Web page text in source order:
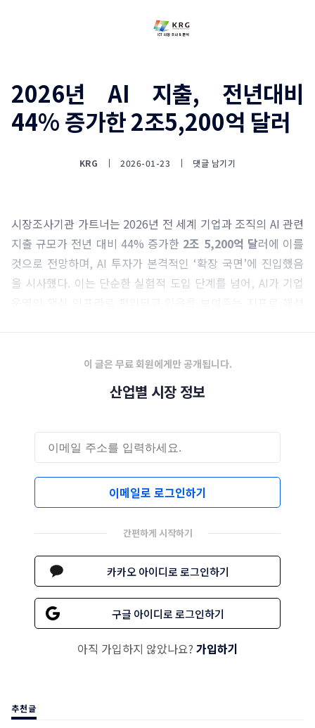
2026년 AI 지출, 전년대비
44% 증가한 2조5,200억 달러
KRG 2026-01-23 댓글 남기기
시장조사기관 가트너는 2026년 전 세계 기업과 조직의 AI 관련
지출 규모가 전년 대비 44% 증가한 2조 5,200억 달러에 이를
것으로 전망하며, AI 투자가 본격적인 ‘확장 국면’에 진입했음
을 시사했다. 이는 단순한 실험적 도입 단계를 넘어, AI가 기업
이 글은 무료 회원에게만 공개됩니다.
산업별 시장 정보
이메일로 로그인하기
간편하게 시작하기
카카오 아이디로 로그인하기
구글 아이디로 로그인하기
아직 가입하지 않았나요? 가입하기
추천글